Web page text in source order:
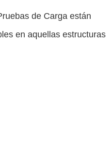
de Carga están
en aquellas estructuras